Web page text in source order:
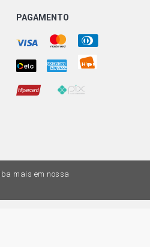
PAGAMENTO
mais em nossa